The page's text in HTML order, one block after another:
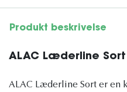
Produkt beskrivelse
ALAC Læderline Sort
ALAC Læderline Sort er en